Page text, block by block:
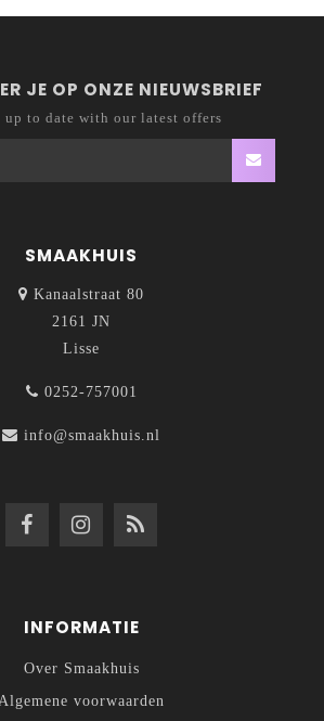
JE OP ONZE NIEUWSBRIEF
up to date with our latest offers
SMAAKHUIS
Kanaalstraat 80
2161 JN
Lisse
0252-757001
info@smaakhuis.nl
INFORMATIE
Over Smaakhuis
voorwaarden